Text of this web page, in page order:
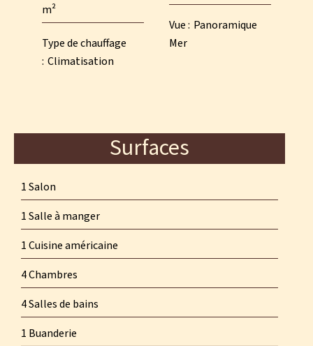
m²
Type de chauffage
Climatisation
Vue Panoramique
Mer
Surfaces
1 Salon
1 Salle à manger
1 Cuisine américaine
4 Chambres
4 Salles de bains
1 Buanderie